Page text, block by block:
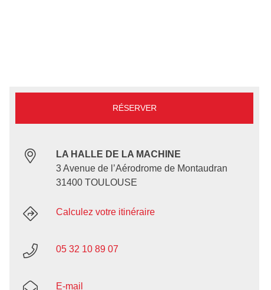
RÉSERVER
LA HALLE DE LA MACHINE
3 Avenue de l’Aérodrome de Montaudran
31400 TOULOUSE
Calculez votre itinéraire
05 32 10 89 07
E-mail